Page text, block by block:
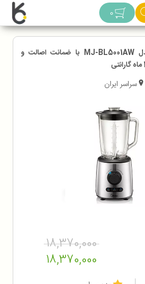
0
مخلوط کن مایدیا مدل MJ-BL5001AW با ضمانت اصالت و
سراسر ایران
18,370,000
18,370,000